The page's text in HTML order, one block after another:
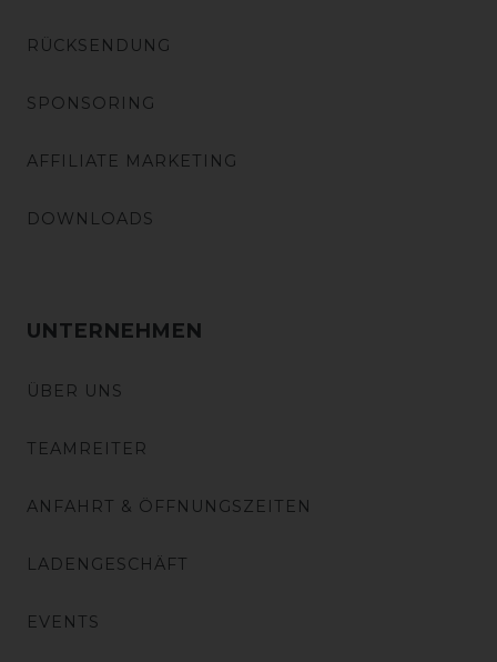
RÜCKSENDUNG
SPONSORING
AFFILIATE MARKETING
DOWNLOADS
UNTERNEHMEN
ÜBER UNS
TEAMREITER
ANFAHRT & ÖFFNUNGSZEITEN
LADENGESCHÄFT
EVENTS